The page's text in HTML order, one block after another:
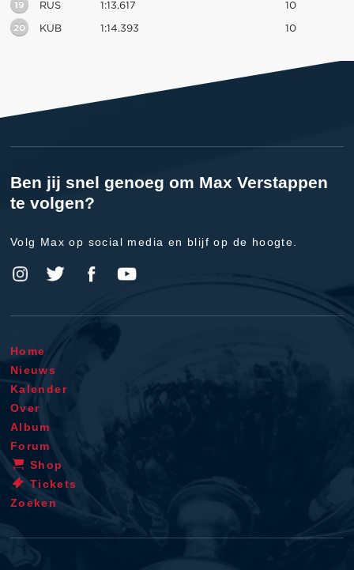
19 RUS 1:13.617 10
20 KUB 1:14.393 10
Ben jij snel genoeg om Max Verstappen
te volgen?
Volg Max op social media en blijf op de hoogte.
Home
Nieuws
Kalender
Over
Album
Forum
Shop
Tickets
Zoeken